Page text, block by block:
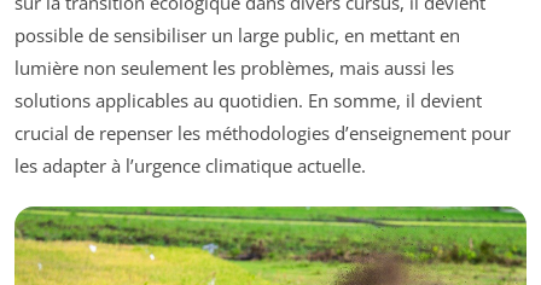
possible de sensibiliser un large public, en mettant en
lumière non seulement les problèmes, mais aussi les
solutions applicables au quotidien. En somme, il devient
crucial de repenser les méthodologies d’enseignement pour
les adapter à l’urgence climatique actuelle.